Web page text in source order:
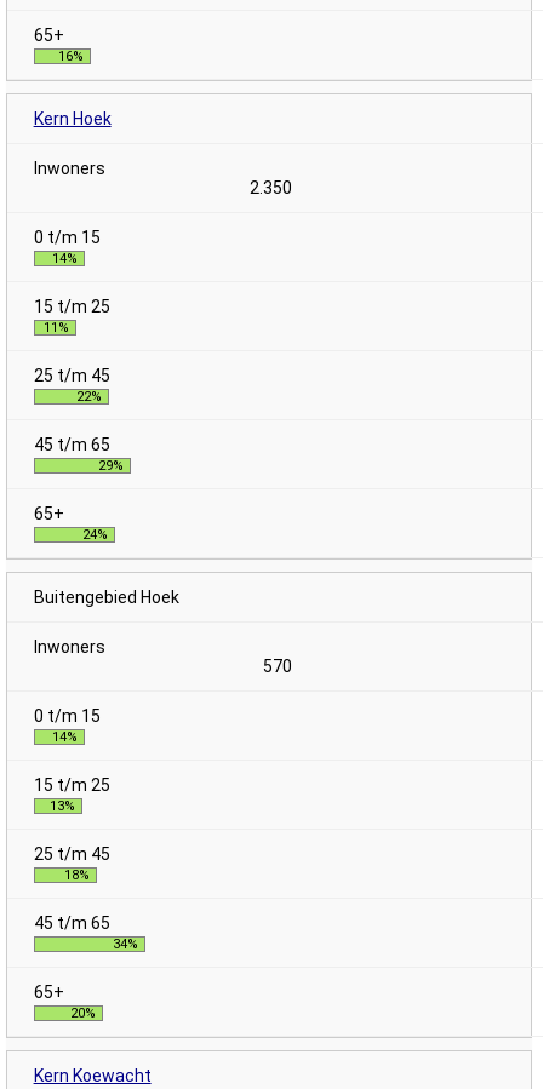
16%
Kern Hoek
2.350
14%
11%
22%
29%
24%
Buitengebied Hoek
570
14%
13%
18%
34%
20%
Kern Koewacht